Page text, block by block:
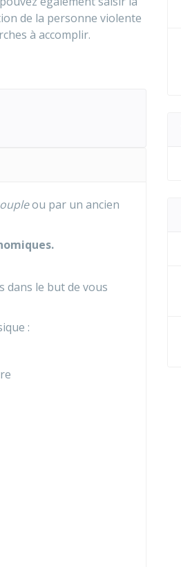
de la personne violente
à accomplir.
ou par un ancien
dans le but de vous
: